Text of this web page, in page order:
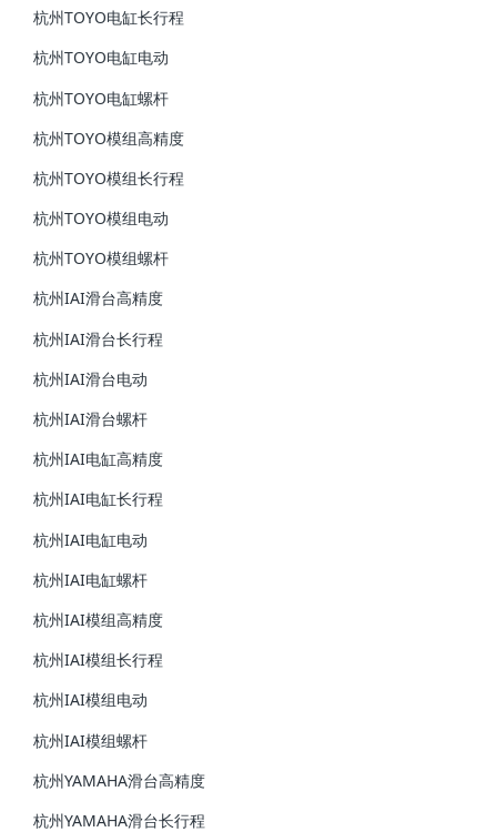
杭州TOYO电缸长行程
杭州TOYO电缸电动
杭州TOYO电缸螺杆
杭州TOYO模组高精度
杭州TOYO模组长行程
杭州TOYO模组电动
杭州TOYO模组螺杆
杭州IAI滑台高精度
杭州IAI滑台长行程
杭州IAI滑台电动
杭州IAI滑台螺杆
杭州IAI电缸高精度
杭州IAI电缸长行程
杭州IAI电缸电动
杭州IAI电缸螺杆
杭州IAI模组高精度
杭州IAI模组长行程
杭州IAI模组电动
杭州IAI模组螺杆
杭州YAMAHA滑台高精度
杭州YAMAHA滑台长行程